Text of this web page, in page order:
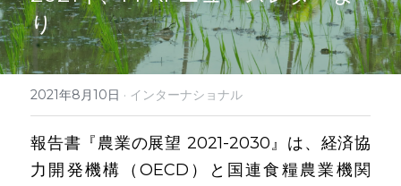
り
2021年8月10日 · インターナショナル
報告書『農業の展望 2021-2030』は、経済協
力開発機構（OECD）と国連食糧農業機関